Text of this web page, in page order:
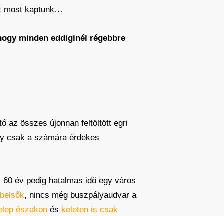
most kaptunk…
minden eddiginél régebbre
az összes újonnan feltöltött egri
csak a számára érdekes
év pedig hatalmas idő egy város
, nincs még buszpályaudvar a
északon és keleten is csak